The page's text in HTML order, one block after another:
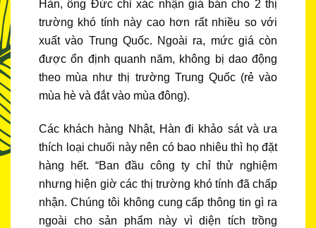
Hàn, ông Đức chỉ xác nhận giá bán cho 2 thị
trường khó tính này cao hơn rất nhiều so với
xuất vào Trung Quốc. Ngoài ra, mức giá còn
được ổn định quanh năm, không bị dao động
theo mùa như thị trường Trung Quốc (rẻ vào
mùa hè và đắt vào mùa đông).
Các khách hàng Nhật, Hàn đi khảo sát và ưa
thích loại chuối này nên có bao nhiêu thì họ đặt
hàng hết. “Ban đầu công ty chỉ thử nghiệm
nhưng hiện giờ các thị trường khó tính đã chấp
nhận. Chúng tôi không cung cấp thông tin gì ra
ngoài cho sản phẩm này vì diện tích trồng